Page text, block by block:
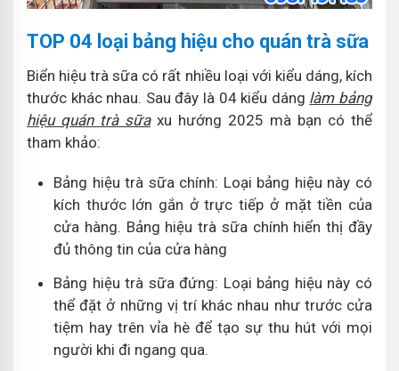
TOP 04 loại bảng hiệu cho quán trà sữa
Biển hiệu trà sữa có rất nhiều loại với kiểu dáng, kích
thước khác nhau. Sau đây là 04 kiểu dáng làm bảng
hiệu quán trà sữaxu hướng 2025 mà bạn có thể
tham khảo:
Bảng hiệu trà sữa chính: Loại bảng hiệu này có
kích thước lớn gắn ở trực tiếp ở mặt tiền của
cửa hàng. Bảng hiệu trà sữa chính hiển thị đầy
đủ thông tin của cửa hàng
Bảng hiệu trà sữa đứng: Loại bảng hiệu này có
thể đặt ở những vị trí khác nhau như trước cửa
tiệm hay trên vỉa hè để tạo sự thu hút với mọi
người khi đi ngang qua.